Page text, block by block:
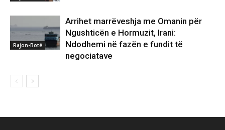
Rajon-Botë
Arrihet marrëveshja me Omanin për
Ngushticën e Hormuzit, Irani:
Ndodhemi në fazën e fundit të
negociatave